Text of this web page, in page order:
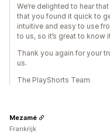
We’re delighted to hear
that you found it quick to
intuitive and easy to use
to us, so it’s great to know
Thank you again for your
us.
The PlayShorts Team
Mezamé
Frankrijk